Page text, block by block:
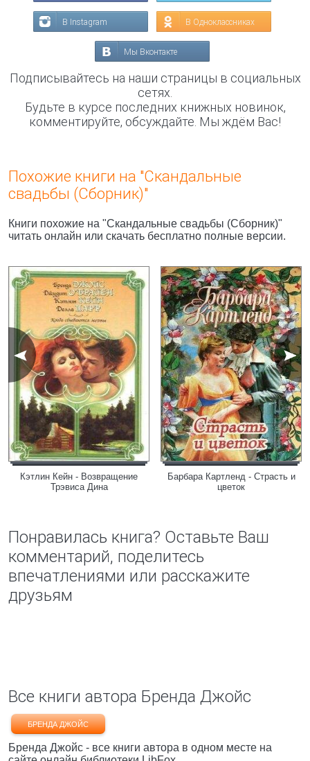
В Instagram В Одноклассниках
Мы Вконтакте
Подписывайтесь на наши страницы в социальных
сетях.
Будьте в курсе последних книжных новинок,
комментируйте, обсуждайте. Мы ждём Вас!
Похожие книги на "Скандальные
свадьбы (Сборник)"
Книги похожие на "Скандальные свадьбы (Сборник)"
читать онлайн или скачать бесплатно полные версии.
Кэтлин Кейн - Возвращение
Трэвиса Дина
Барбара Картленд - Страсть и
цветок
Понравилась книга? Оставьте Ваш
комментарий, поделитесь
впечатлениями или расскажите
друзьям
Все книги автора Бренда Джойс
БРЕНДА ДЖОЙС
Бренда Джойс - все книги автора в одном месте на